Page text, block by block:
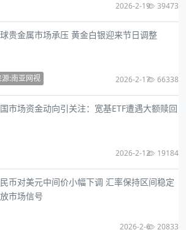
2026-2-19 39473
贵金属市场承压 黄金白银迎来节日调整
源:南亚网视 2026-2-17 66338
市场资金动向引关注：宽基ETF遭遇大额赎回
2026-2-12 19184
币对美元中间价小幅下调 汇率保持区间稳定
市场信号
2026-2-6 20833